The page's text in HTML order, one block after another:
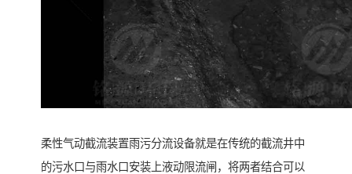
柔性气动截流装置雨污分流设备就是在传统的截流井中
的污水口与雨水口安装上液动限流闸，将两者结合可以